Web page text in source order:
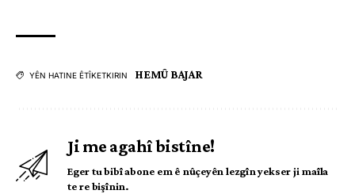
YÊN HATINE ÊTÎKETKIRIN HEMÛ BAJAR
Ji me agahî bistîne!
Eger tu bibî abone em ê nûçeyên lezgîn yekser ji maîla
te re bişînin.